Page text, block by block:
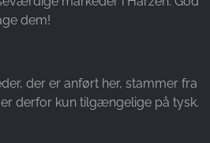
dem!
der er anført her, stammer fra
derfor kun tilgængelige på tysk.